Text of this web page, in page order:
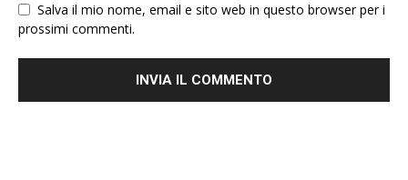
Salva il mio nome, email e sito web in questo browser per i
prossimi commenti.